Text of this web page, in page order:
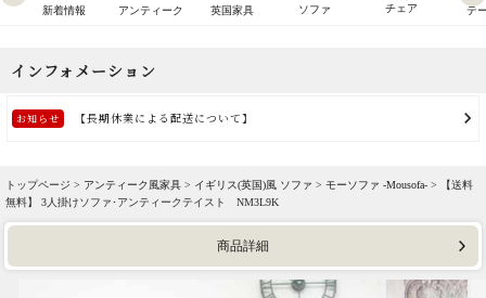
新着情報 アンティーク 英国家具 ソファ チェア テ
トップページ > アンティーク風家具 > イギリス(英国)風 ソファ > モーソファ -Mousofa- > 【送料
無料】 3人掛けソファ･アンティークテイスト NM3L9K
商品詳細